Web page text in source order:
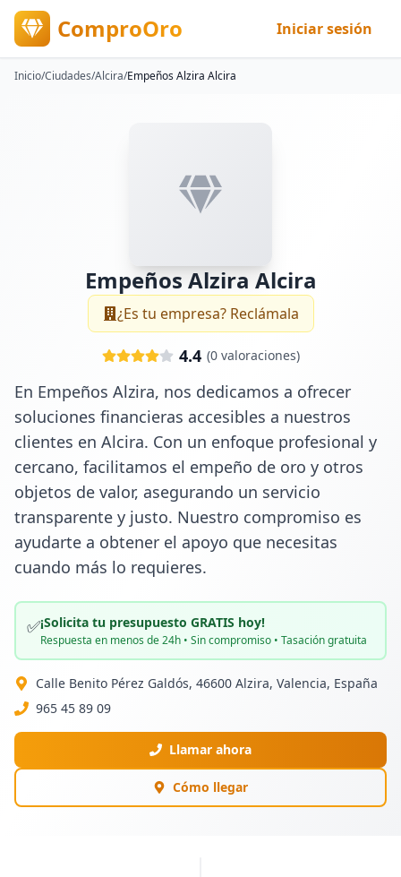
ComproOro Iniciar sesión
Inicio/Ciudades/Alcira/Empeños Alzira Alcira
Empeños Alzira Alcira
¿Es tu empresa? Reclámala
4.4 (0valoraciones)
En Empeños Alzira, nos dedicamos a ofrecer
soluciones financieras accesibles a nuestros
clientes en Alcira. Con un enfoque profesional y
cercano, facilitamos el empeño de oro y otros
objetos de valor, asegurando un servicio
transparente y justo. Nuestro compromiso es
ayudarte a obtener el apoyo que necesitas
cuando más lo requieres.
✅¡Solicita tu presupuesto GRATIS hoy!
Respuesta en menos de 24h • Sin compromiso • Tasación gratuita
Calle Benito Pérez Galdós, 46600 Alzira, Valencia, España
965 45 89 09
Llamar ahora
Cómo llegar